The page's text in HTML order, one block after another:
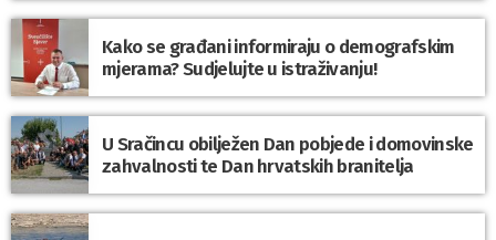
Kako se građani informiraju o demografskim
mjerama? Sudjelujte u istraživanju!
U Sračincu obilježen Dan pobjede i domovinske
zahvalnosti te Dan hrvatskih branitelja